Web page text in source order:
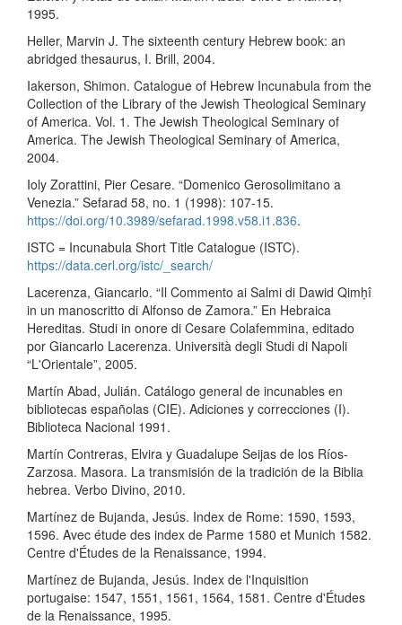
1995.
Heller, Marvin J. The sixteenth century Hebrew book: an
abridged thesaurus, I. Brill, 2004.
Iakerson, Shimon. Catalogue of Hebrew Incunabula from the
Collection of the Library of the Jewish Theological Seminary
of America. Vol. 1. The Jewish Theological Seminary of
America. The Jewish Theological Seminary of America,
2004.
Ioly Zorattini, Pier Cesare. “Domenico Gerosolimitano a
Venezia.” Sefarad 58, no. 1 (1998): 107-15.
https://doi.org/10.3989/sefarad.1998.v58.i1.836.
ISTC = Incunabula Short Title Catalogue (ISTC).
https://data.cerl.org/istc/_search/
Lacerenza, Giancarlo. “Il Commento ai Salmi di Dawid Qimḥî
in un manoscritto di Alfonso de Zamora.” En Hebraica
Hereditas. Studi in onore di Cesare Colafemmina, editado
por Giancarlo Lacerenza. Università degli Studi di Napoli
“L'Orientale”, 2005.
Martín Abad, Julián. Catálogo general de incunables en
bibliotecas españolas (CIE). Adiciones y correcciones (I).
Biblioteca Nacional 1991.
Martín Contreras, Elvira y Guadalupe Seijas de los Ríos-
Zarzosa. Masora. La transmisión de la tradición de la Biblia
hebrea. Verbo Divino, 2010.
Martínez de Bujanda, Jesús. Index de Rome: 1590, 1593,
1596. Avec étude des index de Parme 1580 et Munich 1582.
Centre d'Études de la Renaissance, 1994.
Martínez de Bujanda, Jesús. Index de l'Inquisition
portugaise: 1547, 1551, 1561, 1564, 1581. Centre d'Études
de la Renaissance, 1995.